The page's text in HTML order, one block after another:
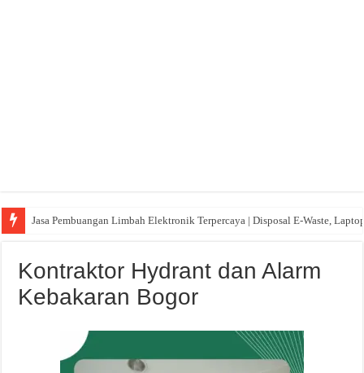
Jasa Pembuangan Limbah Elektronik Terpercaya | Disposal E-Waste,
Kontraktor Hydrant dan Alarm
Kebakaran Bogor